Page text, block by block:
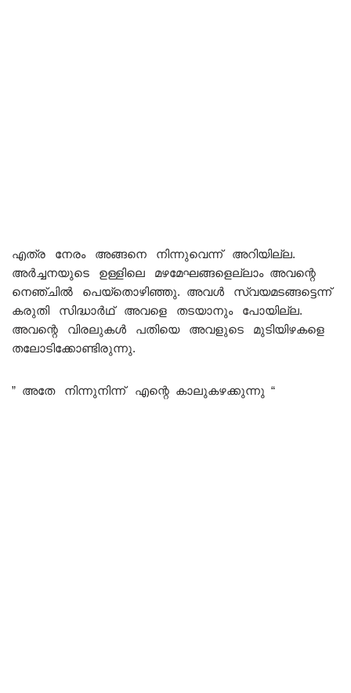
എത്ര നേരം അങ്ങനെ നിന്നുവെന്ന് അറിയില്ല.
അർച്ചനയുടെ ഉള്ളിലെ മഴമേഘങ്ങളെല്ലാം അവന്റെ
നെഞ്ചിൽ പെയ്തൊഴിഞ്ഞു. അവൾ സ്വയമടങ്ങട്ടെന്ന്
കരുതി സിദ്ധാർഥ് അവളെ തടയാനും പോയില്ല.
അവന്റെ വിരലുകൾ പതിയെ അവളുടെ മുടിയിഴകളെ
തലോടിക്കോണ്ടിരുന്നു.
” അതേ നിന്നുനിന്ന് എന്റെ കാലുകഴക്കുന്നു “